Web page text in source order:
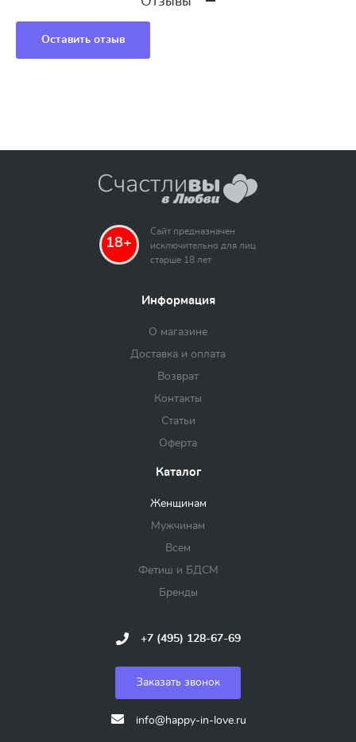
Оставить отзыв
18+
Сайт предназначен
исключительно для лиц
старше 18 лет
Информация
О магазине
Доставка и оплата
Возврат
Контакты
Статьи
Оферта
Каталог
Женщинам
Мужчинам
Всем
Фетиш и БДСМ
Бренды
+7 (495) 128-67-69
Заказать звонок
info@happy-in-love.ru